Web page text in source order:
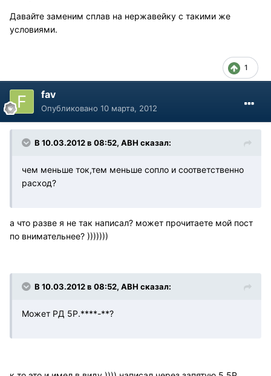
Давайте заменим сплав на нержавейку с такими же
условиями.
1
fav
Опубликовано 10 марта, 2012
В 10.03.2012 в 08:52, АВН сказал:
чем меньше ток,тем меньше сопло и соответственно
расход?
а что разве я не так написал? может прочитаете мой пост
по внимательнее? )))))))
В 10.03.2012 в 08:52, АВН сказал:
Может РД 5Р.****-**?